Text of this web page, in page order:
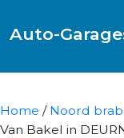
Auto-
Home / Noord
Van Bakel in